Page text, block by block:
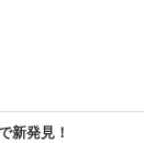
新発見！